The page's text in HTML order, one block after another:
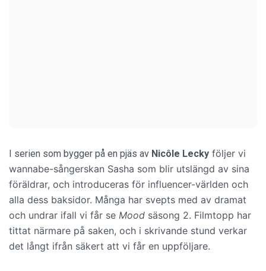
I serien som bygger på en pjäs av Nicôle Lecky följer vi
wannabe-sångerskan Sasha som blir utslängd av sina
föräldrar, och introduceras för influencer-världen och
alla dess baksidor. Många har svepts med av dramat
och undrar ifall vi får se Mood säsong 2. Filmtopp har
tittat närmare på saken, och i skrivande stund verkar
det långt ifrån säkert att vi får en uppföljare.